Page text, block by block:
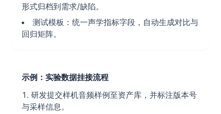
形式归档到需求/缺陷。
测试模板：统一声学指标字段，自动生成对比与
回归矩阵。
示例：实验数据挂接流程
研发提交样机音频样例至资产库，并标注版本号
与采样信息。